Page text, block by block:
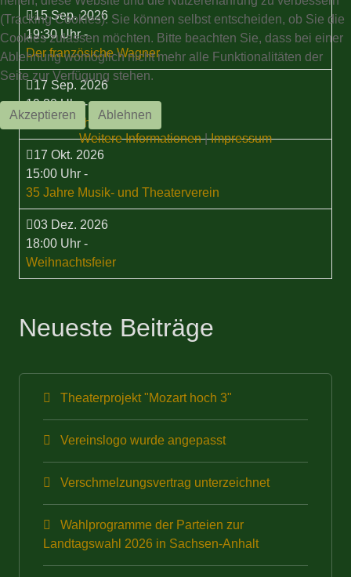
15 Sep. 2026
19:30 Uhr-
Der französiche Wagner
17 Sep. 2026
19:30 Uhr-
Stammtisch
17 Okt. 2026
15:00 Uhr -
35 Jahre Musik- und Theaterverein
03 Dez. 2026
18:00 Uhr -
Weihnachtsfeier
Neueste Beiträge
Theaterprojekt "Mozart hoch 3"
Vereinslogo wurde angepasst
Verschmelzungsvertrag unterzeichnet
Wahlprogramme der Parteien zur
Landtagswahl 2026 in Sachsen-Anhalt
(Tracking Cookies). Sie können selbst entscheiden, ob Sie die
Cookies zulassen möchten. Bitte beachten Sie, dass bei einer
Ablehnung womöglich nicht mehr alle Funktionalitäten der
Seite zur Verfügung stehen.
Akzeptieren
Ablehnen
Weitere Informationen|Impressum